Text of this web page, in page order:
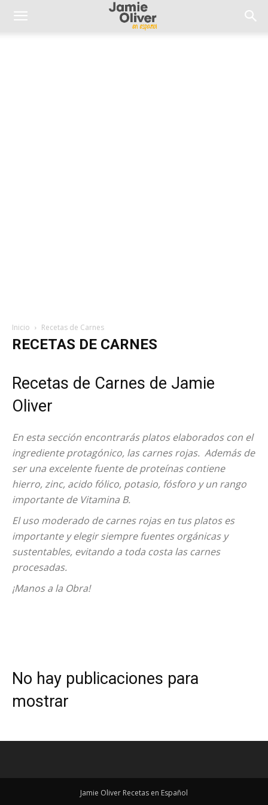
Inicio Recetas de Carnes
RECETAS DE CARNES
Recetas de Carnes de Jamie
Oliver
En esta sección encontrarás platos elaborados con el
ingrediente protagónico, las carnes rojas. Además de
ser una excelente fuente de proteínas contiene
hierro, zinc, acido fólico, potasio, fósforo y un rango
importante de Vitamina B.
El uso moderado de carnes rojas en tus platos es
importante y elegir siempre fuentes orgánicas y
sustentables, evitando a toda costa las carnes
procesadas.
¡Manos a la Obra!
No hay publicaciones para
mostrar
Jamie Oliver Recetas en Español